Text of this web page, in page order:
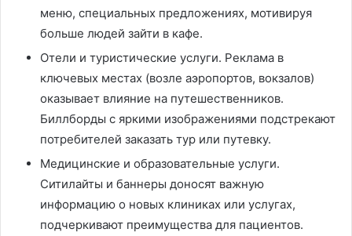
меню, специальных предложениях, мотивируя
больше людей зайти в кафе.
Отели и туристические услуги. Реклама в
ключевых местах (возле аэропортов, вокзалов)
оказывает влияние на путешественников.
Биллборды с яркими изображениями подстрекают
потребителей заказать тур или путевку.
Медицинские и образовательные услуги.
Ситилайты и баннеры доносят важную
информацию о новых клиниках или услугах,
подчеркивают преимущества для пациентов.